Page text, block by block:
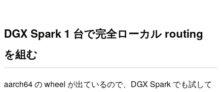
DGX Spark 1 台で完全ローカル routing
を組む
aarch64 の wheel が出ているので、DGX Spark でも試して